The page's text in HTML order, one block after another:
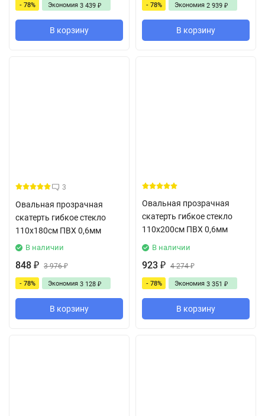
- 78% Экономия 3 439 ₽
В корзину
- 78% Экономия 2 939 ₽
В корзину
3
Овальная прозрачная
скатерть гибкое стекло
110x180см ПВХ 0,6мм
В наличии
848 ₽ 3 976₽
- 78% Экономия 3 128 ₽
В корзину
Овальная прозрачная
скатерть гибкое стекло
110x200см ПВХ 0,6мм
В наличии
923 ₽ 4 274₽
- 78% Экономия 3 351 ₽
В корзину